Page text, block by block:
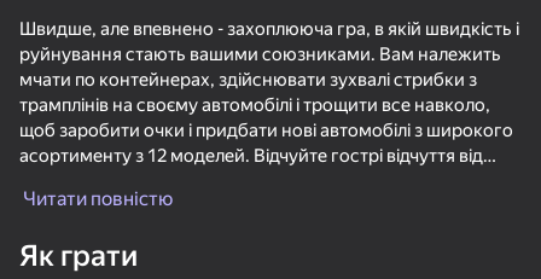
Забег Крутых Машин 3Д
Швидше, але впевнено - захоплююча гра, в якій швидкість і
руйнування стають вашими союзниками. Вам належить
мчати по контейнерах, здійснювати зухвалі стрибки з
трамплінів на своєму автомобілі і трощити все навколо,
щоб заробити очки і придбати нові автомобілі з широкого
асортименту з 12 моделей. Відчуйте гострі відчуття від
автомобілі самими незвичайними способами. Ви зможете
Читати повністю
Як грати